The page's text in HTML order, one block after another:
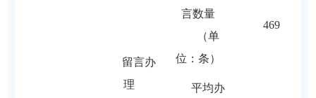
留言办
理
言数量
（单
位：条）
469
平均办